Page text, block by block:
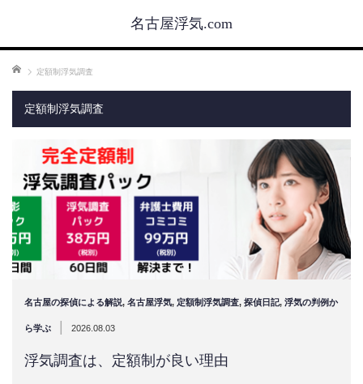
名古屋浮気.com
ホーム 定額制浮気調査
定額制浮気調査
名古屋の探偵による解説, 名古屋浮気, 定額制浮気調査, 探偵日記, 浮気の判例か
ら学ぶ 2026.08.03
浮気調査は、定額制が良い理由